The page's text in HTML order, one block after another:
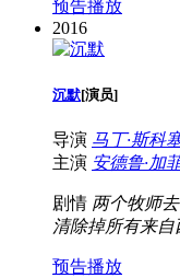
预告播放
2016
沉默[演员]
导演 马丁·斯科
主演 安德鲁·加
剧情 两个牧师
清除掉所有来
预告播放